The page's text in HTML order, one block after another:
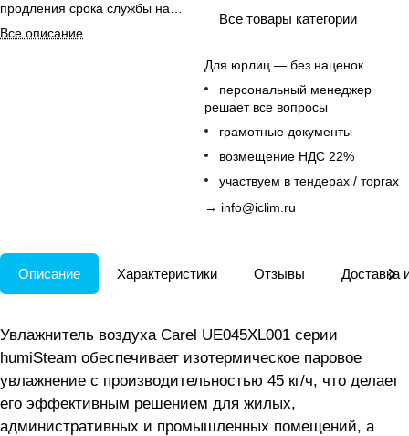
продления срока службы на
основе качества воды.
Все описание
Все товары категории
Для юрлиц — без наценок
персональный менеджер
решает все вопросы
грамотные документы
возмещение НДС 22%
участвуем в тендерах / торгах
→ info@iclim.ru
Описание Характеристики Отзывы Доставка
Увлажнитель воздуха Carel UE045XL001 серии
humiSteam обеспечивает изотермическое паровое
увлажнение с производительностью 45 кг/ч, что делает
его эффективным решением для жилых,
административных и промышленных помещений, а